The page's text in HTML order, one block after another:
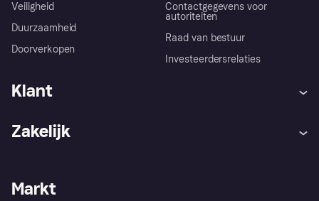
Veiligheid
Duurzaamheid
Doorverkopen
Contactgegevens voor
autoriteiten
Raad van bestuur
Investeerdersrelaties
Klant
Winkeloverzicht
Zakelijk
Zakelijke login
Markt